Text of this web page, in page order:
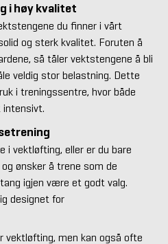
i høy kvalitet
du finner i vårt
og sterk kvalitet. Foruten å
så tåler vektstengene å bli
veldig stor belastning. Dette
i treningssentre, hvor både
intensivt.
i vektløfting, eller er du bare
ønsker å trene som de
igjen være et godt valg.
designet for
vektløfting, men kan også ofte